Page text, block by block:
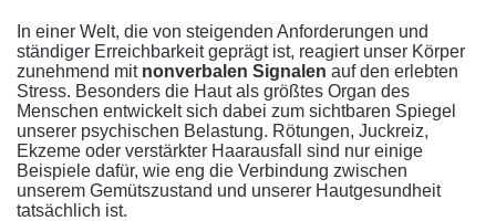
In einer Welt, die von steigenden Anforderungen und
ständiger Erreichbarkeit geprägt ist, reagiert unser Körper
zunehmend mit nonverbalen Signalen auf den erlebten
Stress. Besonders die Haut als größtes Organ des
Menschen entwickelt sich dabei zum sichtbaren Spiegel
unserer psychischen Belastung. Rötungen, Juckreiz,
Ekzeme oder verstärkter Haarausfall sind nur einige
Beispiele dafür, wie eng die Verbindung zwischen
unserem Gemütszustand und unserer Hautgesundheit
tatsächlich ist.